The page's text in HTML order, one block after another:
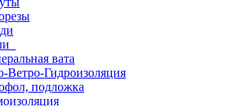
вата
Ветро-Гидроизоляция
подложка